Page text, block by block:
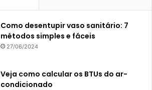
Como desentupir vaso sanitário: 7
métodos simples e fáceis
27/06/2024
Veja como calcular os BTUs do ar-
condicionado